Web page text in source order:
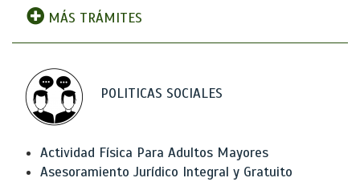
MÁS TRÁMITES
POLITICAS SOCIALES
Actividad Física Para Adultos Mayores
Asesoramiento Jurídico Integral y Gratuito